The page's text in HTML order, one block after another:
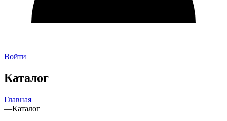
Войти
Каталог
Главная
—Каталог